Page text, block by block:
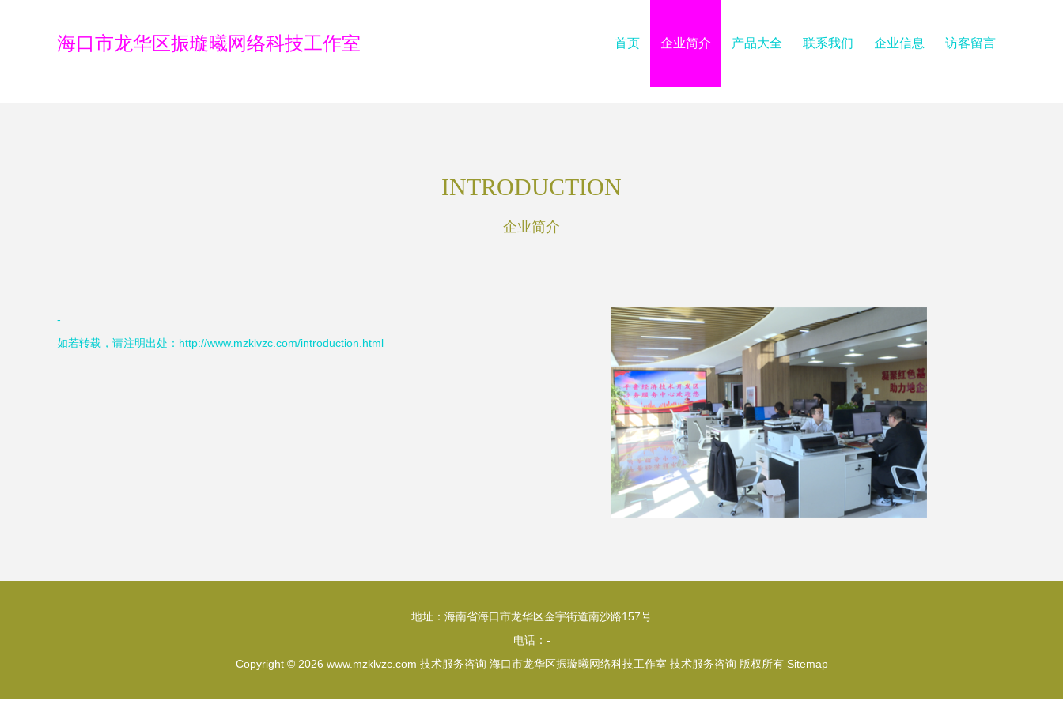
海口市龙华区振璇曦网络科技工作室 首页 企业简介 产品大全 联系我们 企业信息 访客留言
INTRODUCTION
企业简介
-
如若转载，请注明出处：http://www.mzklvzc.com/introduction.html
地址：海南省海口市龙华区金宇街道南沙路157号
电话：-
Copyright © 2026 www.mzklvzc.com 技术服务咨询 海口市龙华区振璇曦网络科技工作室 技术服务咨询 版权所有 Sitemap